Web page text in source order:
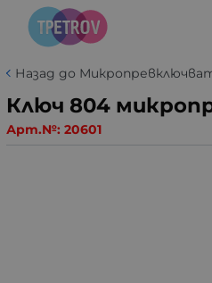
Назад до
Ключ 804
Арт.№: 20601